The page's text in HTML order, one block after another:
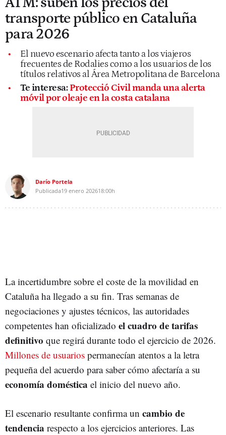
transporte público en Cataluña
para 2026
El nuevo escenario afecta tanto a los viajeros
frecuentes de Rodalies como a los usuarios de los
títulos relativos al Área Metropolitana de Barcelona
Te interesa:Protecció Civil manda una alerta
móvil por oleaje en la costa catalana
Darío Portela
Publicada19 enero 202618:00h
La incertidumbre sobre el coste de la movilidad en
Cataluña ha llegado a su fin. Tras semanas de
negociaciones y ajustes técnicos, las autoridades
competentes han oficializado el cuadro de tarifas
definitivo que regirá durante todo el ejercicio de 2026.
Millones de usuarios permanecían atentos a la letra
pequeña del acuerdo para saber cómo afectaría a su
economía doméstica el inicio del nuevo año.
El escenario resultante confirma un cambio de
tendencia respecto a los ejercicios anteriores. Las